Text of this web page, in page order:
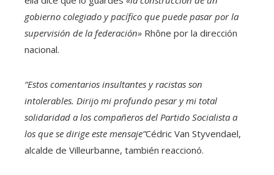
gobierno colegiado y pacífico que puede pasar por la
supervisión de la federación» Rhône por la dirección
nacional.
“Estos comentarios insultantes y racistas son
intolerables. Dirijo mi profundo pesar y mi total
solidaridad a los compañeros del Partido Socialista a
los que se dirige este mensaje”Cédric Van Styvendael,
alcalde de Villeurbanne, también reaccionó.